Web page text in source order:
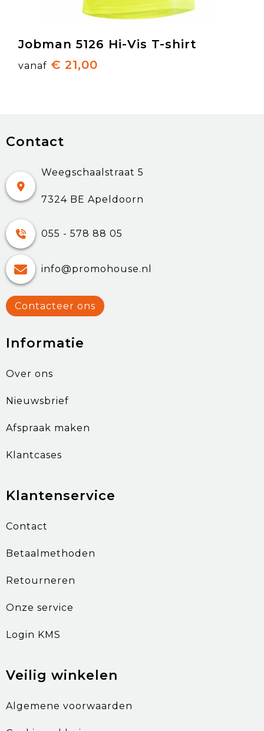
Jobman 5126 Hi-Vis T-shirt
vanaf € 21,00
Contact
Weegschaalstraat 5
7324 BE Apeldoorn
055 - 578 88 05
info@promohouse.nl
Contacteer ons
Informatie
Over ons
Nieuwsbrief
Afspraak maken
Klantcases
Klantenservice
Contact
Betaalmethoden
Retourneren
Onze service
Login KMS
Veilig winkelen
Algemene voorwaarden